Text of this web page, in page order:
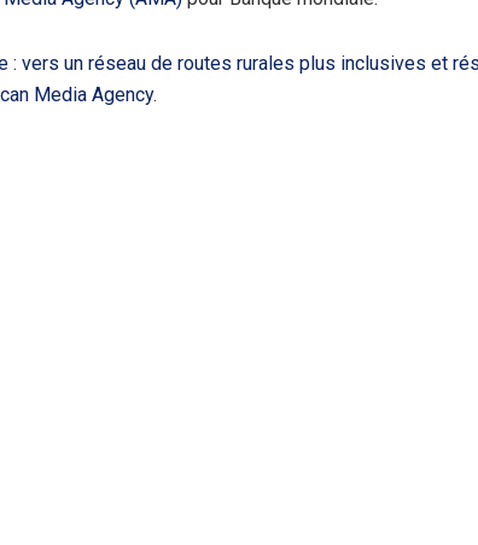
: vers un réseau de routes rurales plus inclusives et
Media Agency.